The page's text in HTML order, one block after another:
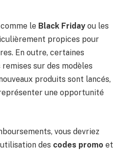
le Black Friday ou les
propices pour
En outre, certaines
sur des modèles
produits sont lancés,
une opportunité
vous devriez
des codes promo et